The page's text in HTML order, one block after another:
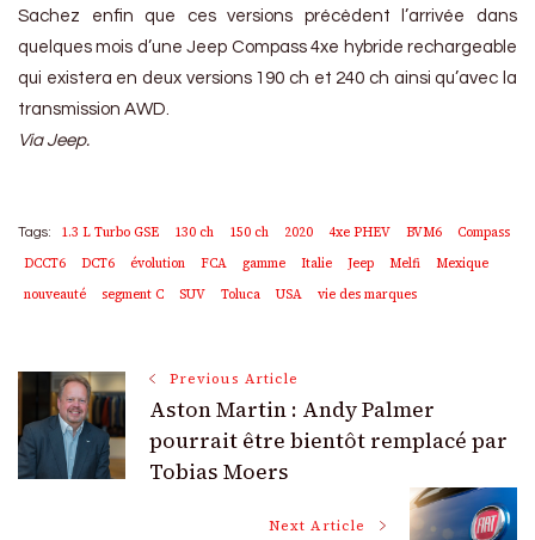
Sachez enfin que ces versions précèdent l’arrivée dans
quelques mois d’une Jeep Compass 4xe hybride rechargeable
qui existera en deux versions 190 ch et 240 ch ainsi qu’avec la
transmission AWD.
Via Jeep.
Tags: 1.3 L Turbo GSE 130 ch 150 ch 2020 4xe PHEV BVM6
Compass
DCCT6
DCT6 évolution FCA gamme Italie Jeep Melfi
Mexique
nouveauté
segment C SUV Toluca USA vie des marques
Post
Navigation
Previous Article
Aston Martin : Andy Palmer
pourrait être bientôt remplacé par
Tobias Moers
Next Article